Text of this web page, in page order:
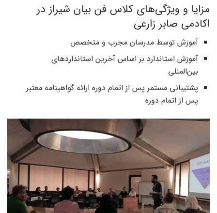
مزایا و ویژگی‌های کلاس فن بیان شیراز در
اکادمی صابر زارعی
آموزش توسط مدرسان مجرب و متخصص
آموزش استاندارد بر اساس آخرین استانداردهای
بین‌المللی
پشتیبانی مستمر پس از اتمام دوره ارائه گواهینامه معتبر
پس از اتمام دوره